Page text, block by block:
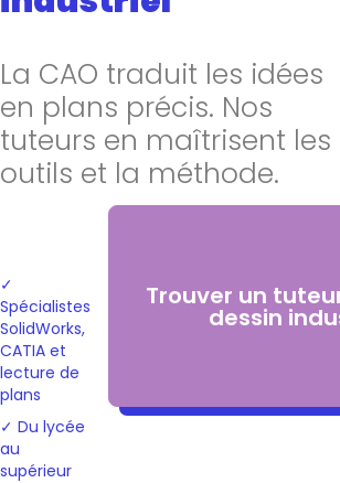
La CAO traduit les idées
en plans précis. Nos
tuteurs en maîtrisent les
outils et la méthode.
✓
Spécialistes
SolidWorks,
CATIA et
lecture de
plans
✓ Du lycée
au
supérieur
Trouver un
dessin